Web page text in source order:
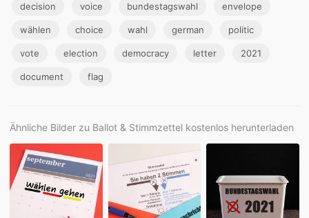
decision voice bundestagswahl envelope
wählen choice wahl german politic
vote election democracy letter 2021
document flag
Ähnliche Bilder zu Ballot & Stimmzettel kostenlos herunterladen